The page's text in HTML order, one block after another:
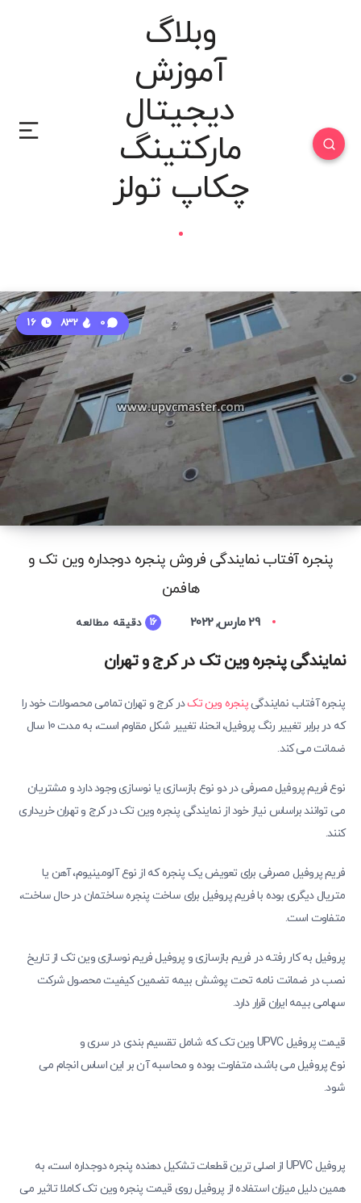
وبلاگ
آموزش
دیجیتال
مارکتینگ
چکاپ تولز
پنجره آفتاب نمایندگی فروش پنجره دوجداره وین تک و
هافمن
0
832
29 مارس, 2022 16 دقیقه مطالعه
نمایندگی پنجره وین تک در کرج و تهران
پنجره آفتاب نمایندگیپنجره وین تکدر کرج و تهران تمامی محصولات خود را
که در برابر تغییر رنگ پروفیل، انحنا، تغییر شکل مقاوم است، به مدت 10 سال
ضمانت می کند.
نوع فریم پروفیل مصرفی در دو نوع بازسازی یا نوسازی وجود دارد و مشتریان
می توانند براساس نیاز خود از نمایندگی پنجره وین تک در کرج و تهران خریداری
کنند.
فریم پروفیل مصرفی برای تعویض یک پنجره که از نوع آلومینیوم، آهن یا
متریال دیگری بوده با فریم پروفیل برای ساخت پنجره ساختمان در حال ساخت،
متفاوت است.
پروفیل به کار رفته در فریم بازسازی و پروفیل فریم نوسازی وین تک از تاریخ
نصب در ضمانت نامه تحت پوشش بیمه تضمین کیفیت محصول شرکت
سهامی بیمه ایران قرار دارد.
قیمت پروفیل UPVC وین تک که شامل تقسیم بندی در سری و
نوع پروفیل می باشد، متفاوت بوده و محاسبه آن بر این اساس انجام می
شود.
پروفیل UPVC از اصلی ترین قطعات تشکیل دهنده پنجره دوجداره است، به
همین دلیل میزان استفاده از پروفیل روی قیمت پنجره وین تک کاملا تاثیر می